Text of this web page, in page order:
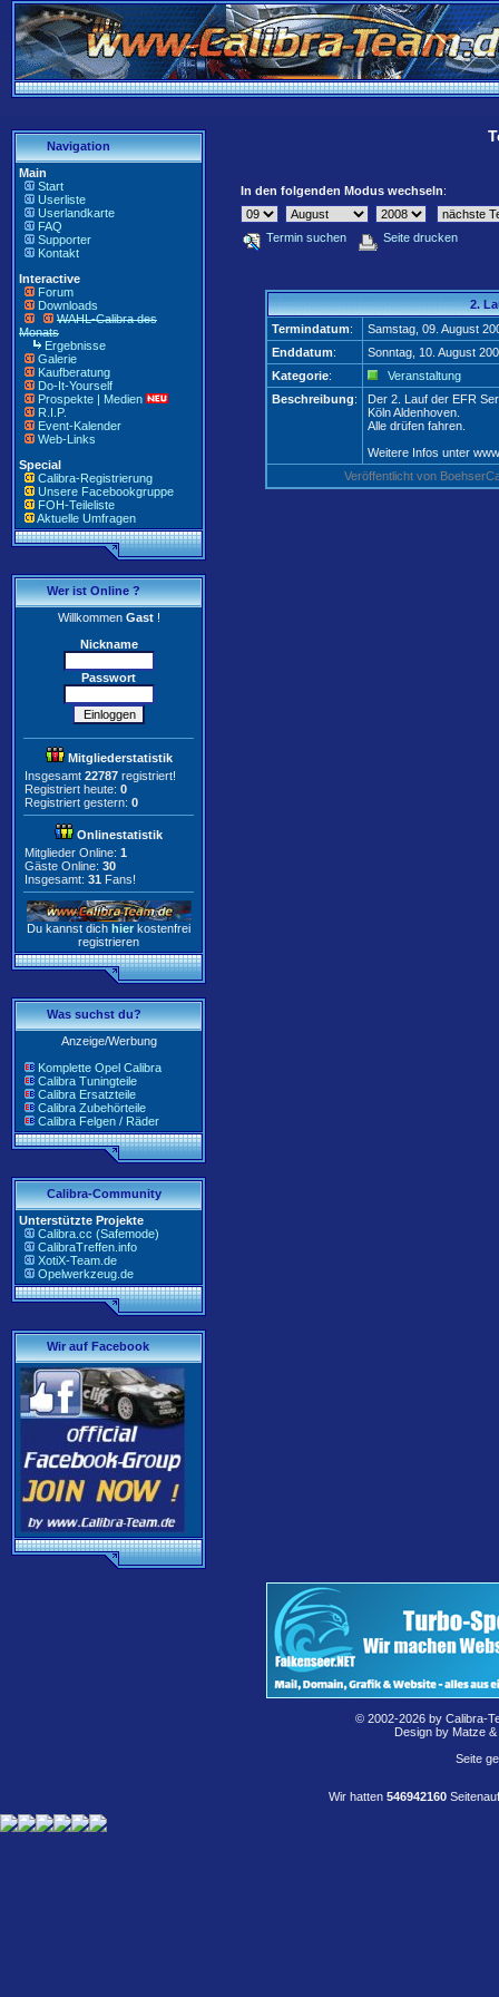
Navigation
Main
Start
Userliste
Userlandkarte
FAQ
Supporter
Kontakt
Interactive
Forum
Downloads
WAHL-Calibra des
Monats
Ergebnisse
Galerie
Kaufberatung
Do-It-Yourself
Prospekte | Medien
R.I.P.
Event-Kalender
Web-Links
Special
Calibra-Registrierung
Unsere Facebookgruppe
FOH-Teileliste
Aktuelle Umfragen
Wer ist Online ?
WillkommenGast!
Nickname
Passwort
Mitgliederstatistik
Insgesamt 22787 registriert!
Registriert heute: 0
Registriert gestern: 0
Onlinestatistik
Mitglieder Online: 1
Gäste Online: 30
Insgesamt: 31 Fans!
Du kannst dich hier kostenfrei
registrieren
Was suchst du?
Anzeige/Werbung
Komplette Opel Calibra
Calibra Tuningteile
Calibra Ersatzteile
Calibra Zubehörteile
Calibra Felgen / Räder
Calibra-Community
Unterstützte Projekte
Calibra.cc (Safemode)
CalibraTreffen.info
XotiX-Team.de
Opelwerkzeug.de
Wir auf Facebook
In den folgenden Modus wechseln:
Termin suchen Seite drucken
2.
Termindatum:
Samstag, 09. August
Enddatum:
Sonntag, 10. August
Kategorie:
Veranstaltung
Beschreibung:
Der 2. Lauf der EFR
Köln Aldenhoven.
Alle drüfen fahren.
Weitere Infos unter
Veröffentlicht von
© 2002-2026 by Calibra-
Design by Matze
Seite
Wir hatten 546942160